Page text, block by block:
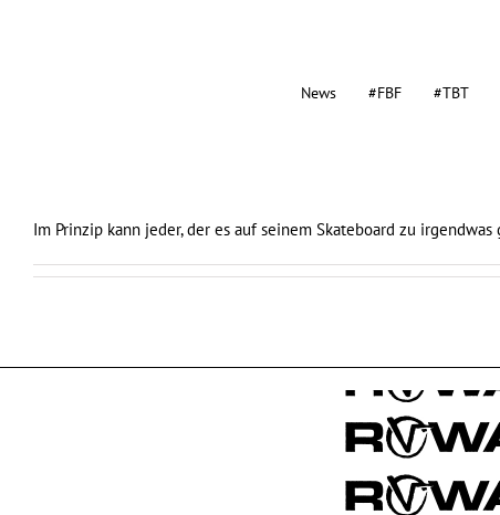
News #FBF #TBT
Im Prinzip kann jeder, der es auf seinem Skateboard zu